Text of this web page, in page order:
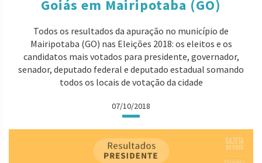
Goiás em Mairipotaba (GO)
Todos os resultados da apuração no município de
Mairipotaba (GO) nas Eleições 2018: os eleitos e os
candidatos mais votados para presidente, governador,
senador, deputado federal e deputado estadual somando
todos os locais de votação da cidade
07/10/2018